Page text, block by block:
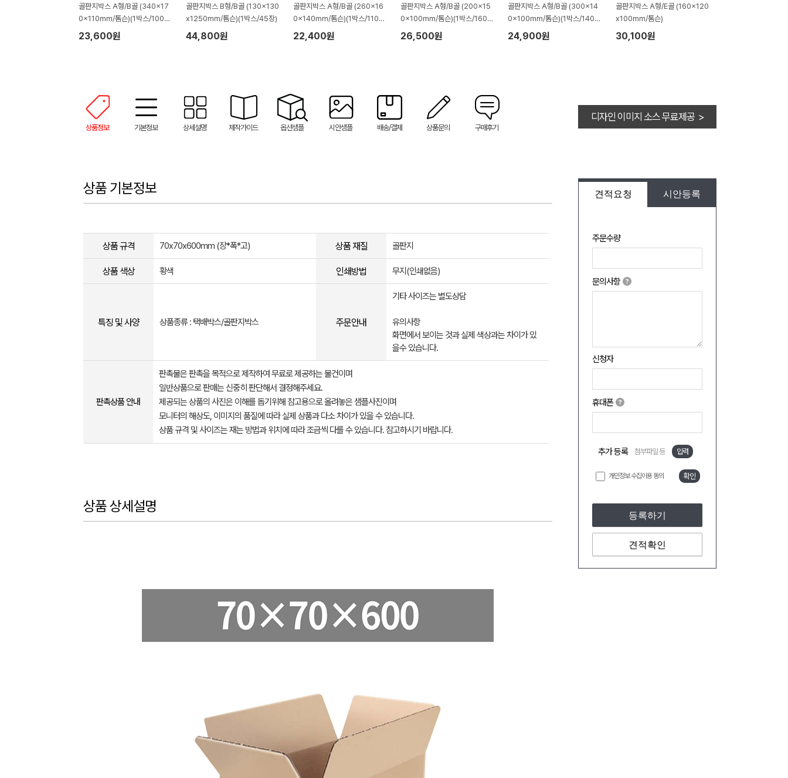
골판지박스 A형/B골 (340x17
0x110mm/톰슨)(1박스/100
장)
23,600원
골판지박스 B형/B골 (130x130
x1250mm/톰슨)(1박스/45장)
44,800원
골판지박스 A형/B골 (260x16
0x140mm/톰슨)(1박스/110
장)
22,400원
골판지박스 A형/B골 (200x15
0x100mm/톰슨)(1박스/160
장)
26,500원
골판지박스 A형/B골 (300x14
0x100mm/톰슨)(1박스/140
장)
24,900원
골판지박스 A형/E골 (160x120
x100mm/톰슨)
30,100원
상품정보 기본정보 상세설명 제작가이드 옵션샘플 시안샘플 배송/결제 상품문의 구매후기
디자인 이미지 소스 무료제공 >
견적요청 시안등록
주문수량
문의사항
신청자
휴대폰
추가 등록 첨부파일 등 입력
개인정보 수집이용 동의 확인
등록하기
견적확인
상품 기본정보
상품 규격 70x70x600mm (장*폭*고) 상품 재질 골판지
상품 색상 황색 인쇄방법 무지(인쇄없음)
특징 및 사양 상품종류 : 택배박스/골판지박스 주문안내
기타 사이즈는 별도상담
유의사항
화면에서 보이는 것과 실제 색상과는 차이가 있
을수 있습니다.
판촉상품 안내
판촉물은 판촉을 목적으로 제작하여 무료로 제공하는 물건이며
일반상품으로 판매는 신중히 판단해서 결정해주세요.
제공되는 상품의 사진은 이해를 돕기위해 참고용으로 올려놓은 샘플사진이며
모니터의 해상도, 이미지의 품질에 따라 실제 상품과 다소 차이가 있을 수 있습니다.
상품 규격 및 사이즈는 재는 방법과 위치에 따라 조금씩 다를 수 있습니다. 참고하시기 바랍니다.
상품 상세설명